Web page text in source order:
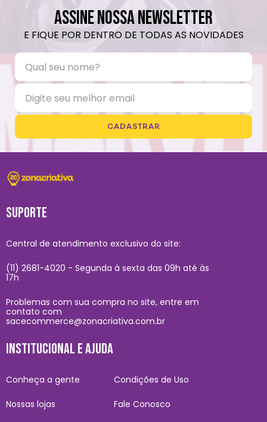
ASSINE NOSSA NEWSLETTER
E FIQUE POR DENTRO DE TODAS AS NOVIDADES
CADASTRAR
SUPORTE
Central de atendimento exclusivo do site:
(11) 2681-4020 - Segunda à sexta das 09h até às
17h
Problemas com sua compra no site, entre em
contato com
sacecommerce@zonacriativa.com.br
INSTITUCIONAL E AJUDA
Conheça a gente
Nossas lojas
Condições de Uso
Fale Conosco